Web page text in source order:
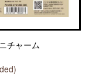
チャーム